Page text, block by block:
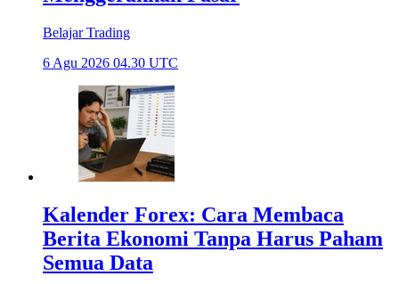
Belajar Trading
6 Agu 2026 04.30 UTC
Kalender Forex: Cara Membaca
Berita Ekonomi Tanpa Harus Paham
Semua Data